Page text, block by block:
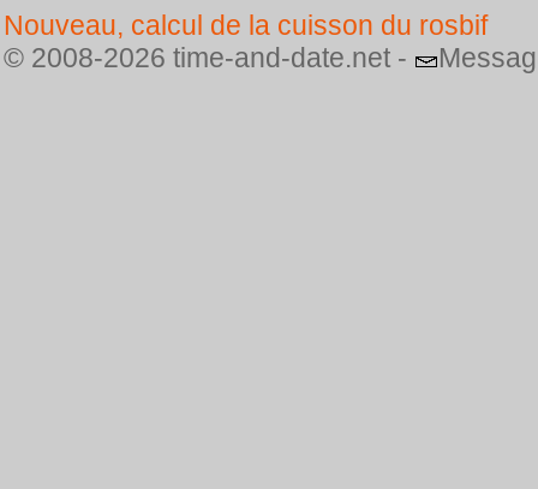
Nouveau, calcul de la cuisson du rosbif
© 2008-2026 time-and-date.net -